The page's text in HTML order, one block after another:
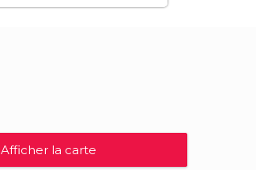
Afficher la carte